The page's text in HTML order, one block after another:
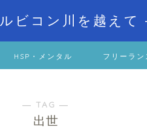
ルビコン川を越え
HSP・メンタル フリーラン
― TAG ―
出世